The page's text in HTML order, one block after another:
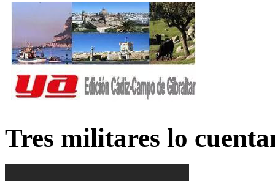
Tres militares lo